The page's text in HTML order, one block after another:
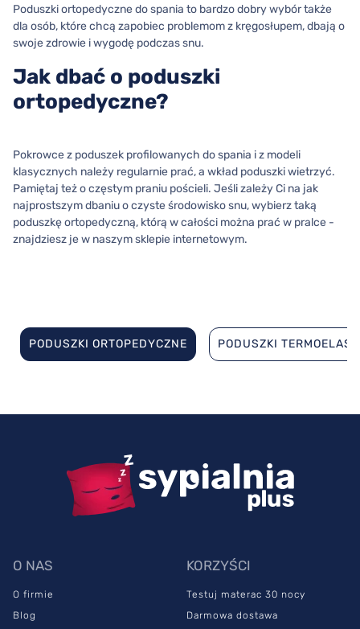
Poduszki ortopedyczne do spania to bardzo dobry wybór także
dla osób, które chcą zapobiec problemom z kręgosłupem, dbają o
swoje zdrowie i wygodę podczas snu.
Jak dbać o poduszki
ortopedyczne?
Pokrowce z poduszek profilowanych do spania i z modeli
klasycznych należy regularnie prać, a wkład poduszki wietrzyć.
Pamiętaj też o częstym praniu pościeli. Jeśli zależy Ci na jak
najprostszym dbaniu o czyste środowisko snu, wybierz taką
poduszkę ortopedyczną, którą w całości można prać w pralce -
znajdziesz je w naszym sklepie internetowym.
PODUSZKI ORTOPEDYCZNE PODUSZKI
O NAS
O firmie
Blog
KORZYŚCI
Testuj materac 30 nocy
Darmowa dostawa